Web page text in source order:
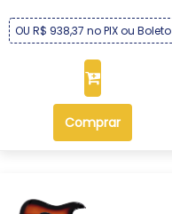
OU R$ 938,37 no PIX ou Boleto
Comprar